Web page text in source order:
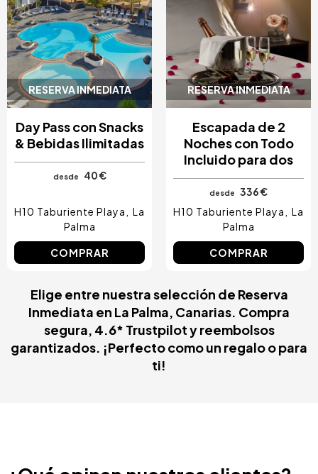
RESERVA INMEDIATA
Day Pass con Snacks
& Bebidas Ilimitadas
desde 40 €
H10 Taburiente Playa
La
Palma
COMPRAR
RESERVA INMEDIATA
Escapada de 2
Noches con Todo
Incluido para dos
desde
336 €
H10 Taburiente Playa
La
Palma
COMPRAR
Elige entre nuestra selección de Reserva
Inmediata en La Palma, Canarias. Compra
segura, 4.6* Trustpilot y reembolsos
garantizados. ¡Perfecto como un regalo o para
ti!